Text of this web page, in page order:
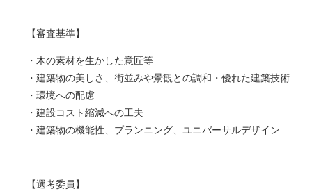
【審査基準】
・木の素材を生かした意匠等
・建築物の美しさ、街並みや景観との調和・優れた建築技術
・環境への配慮
・建設コスト縮減への工夫
・建築物の機能性、プランニング、ユニバーサルデザイン
【選考委員】